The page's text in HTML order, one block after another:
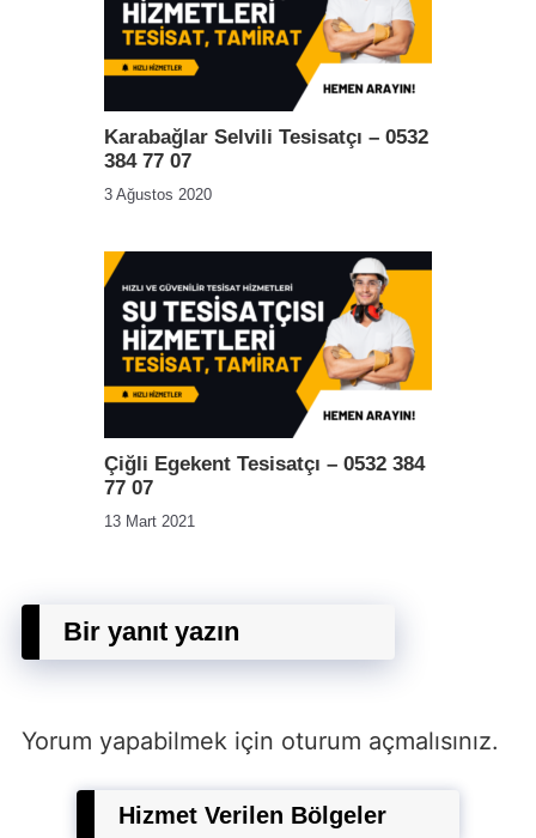
Karabağlar Selvili Tesisatçı – 0532
384 77 07
3 Ağustos 2020
Çiğli Egekent Tesisatçı – 0532 384
77 07
13 Mart 2021
Bir yanıt yazın
Yorum yapabilmek için oturum açmalısınız.
Hizmet Verilen Bölgeler